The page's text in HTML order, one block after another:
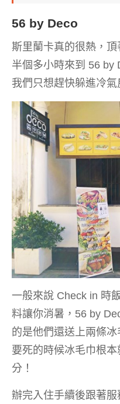
56 by Deco
斯里蘭卡真的很熱，
半個多小時來到 56 by
我們只想趕快躲進冷氣
一般來說 Check in 時
料讓你消暑，56 by
的是他們還送上兩條
要死的時候冰毛巾根
分！
辦完入住手續後跟著